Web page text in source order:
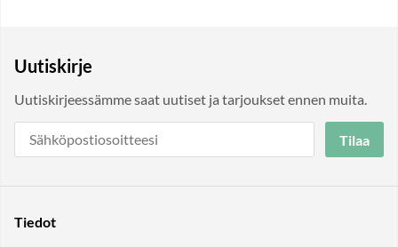
Uutiskirje
Uutiskirjeessämme saat uutiset ja tarjoukset ennen muita.
Tilaa
Tiedot